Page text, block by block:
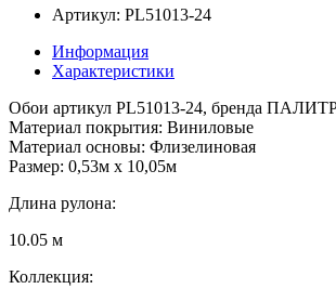
Артикул: PL51013-24
Информация
Характеристики
Обои артикул PL51013-24, бренда
Материал покрытия: Виниловые
Материал основы: Флизелиновая
Размер: 0,53м x 10,05м
Длина рулона:
10.05 м
Коллекция: